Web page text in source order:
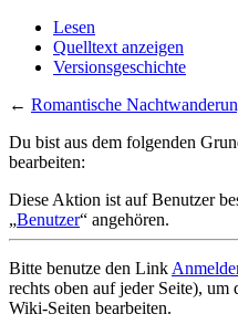
Lesen
Quelltext anzeigen
Versionsgeschichte
← Romantische
Du bist aus dem folgenden
bearbeiten:
Diese Aktion ist auf Benutzer
„Benutzer“ angehören.
Bitte benutze den Link
rechts oben auf jeder Seite),
Wiki-Seiten bearbeiten.